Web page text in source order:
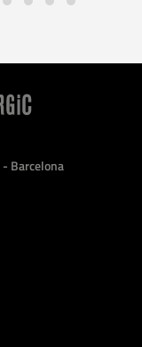
Barcelona